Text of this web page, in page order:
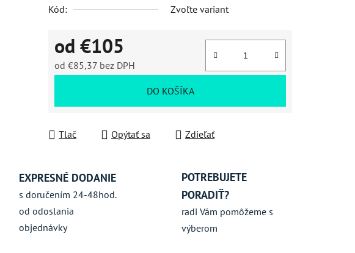
Kód:
Zvoľte variant
od €105
od €85,37 bez DPH
DO KOŠÍKA
Tlač Opýtať sa Zdieľať
EXPRESNÉ DODANIE
s doručením 24-48hod.
od odoslania
objednávky
POTREBUJETE
PORADIŤ?
radi Vám pomôžeme s
výberom